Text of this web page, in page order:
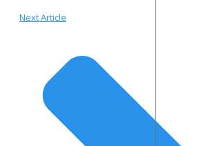
Next Article